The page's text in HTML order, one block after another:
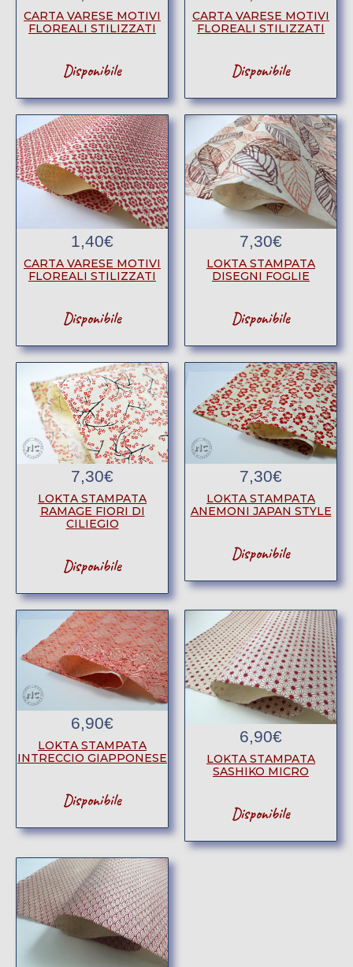
CARTA VARESE MOTIVI
FLOREALI STILIZZATI
Disponibile
CARTA VARESE MOTIVI
FLOREALI STILIZZATI
Disponibile
1,40€
CARTA VARESE MOTIVI
FLOREALI STILIZZATI
Disponibile
7,30€
LOKTA STAMPATA
DISEGNI FOGLIE
Disponibile
7,30€
LOKTA STAMPATA
RAMAGE FIORI DI
CILIEGIO
Disponibile
7,30€
LOKTA STAMPATA
ANEMONI JAPAN STYLE
Disponibile
6,90€
LOKTA STAMPATA
INTRECCIO GIAPPONESE
Disponibile
6,90€
LOKTA STAMPATA
SASHIKO MICRO
Disponibile